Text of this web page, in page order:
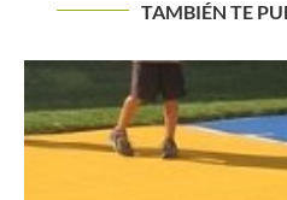
TAMBIÉN TE
La fiesta de los